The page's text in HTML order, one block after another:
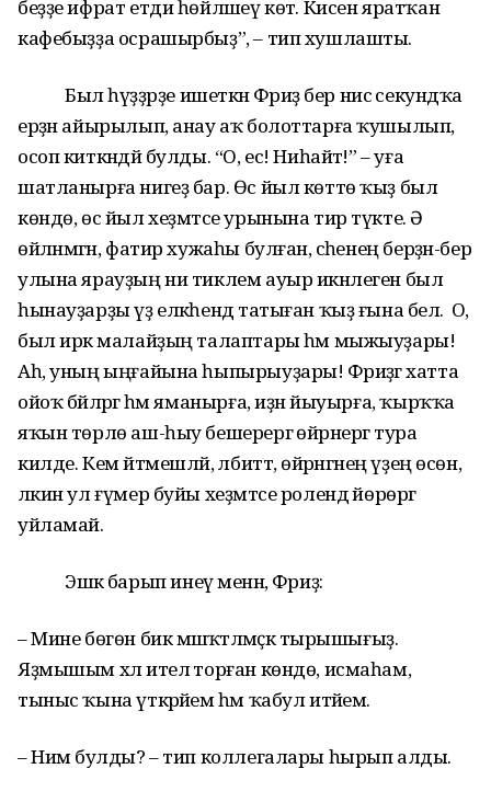
беҙҙе ифрат етди һөйләшеү көтә. Кисен яратҡан
кафебыҙҙа осрашырбыҙ”, – тип хушлашты.
Был һүҙҙәрҙе ишеткән Фәриҙә бер нисә секундҡа
ерҙән айырылып, анау аҡ болоттарға ҡушылып,
осоп киткәндәй булды. “О, ес! Ниһайәт!” – уға
шатланырға нигеҙ бар. Өс йыл көттө ҡыҙ был
көндө, өс йыл хеҙмәтсе урынына тир түкте. Ә
өйләнмәгән, фатир хужаһы булған, әсәһенең берҙән-бер
улына ярауҙың ни тиклем ауыр икәнлеген был
һынауҙарҙы үҙ елкәһендә татыған ҡыҙ ғына белә. О,
был иркә малайҙың талаптары һәм мыжыуҙары!
Аһ, уның ыңғайына һыпырыуҙары! Фәриҙәгә хатта
ойоҡ бәйләргә һәм яманырға, иҙән йыуырға, ҡырҡҡа
яҡын төрлө аш-һыу бешерергә өйрәнергә тура
килде. Кем әйтмешләй, әлбиттә, өйрәнгәнең үҙең өсөн,
ләкин ул ғүмер буйы хеҙмәтсе ролендә йөрөргә
уйламай.
Эшкә барып инеү менән, Фәриҙә:
– Мине бөгөн бик мәшәҡәтләмәҫкә тырышығыҙ.
Яҙмышым хәл ителә торған көндө, исмаһам,
тыныс ҡына үткәрәйем һәм ҡабул итәйем.
– Нимә булды? – тип коллегалары һырып алды.